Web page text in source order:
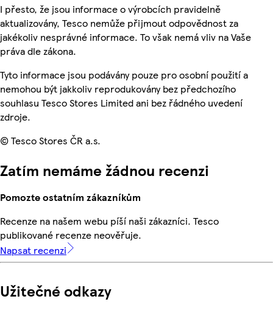
I přesto, že jsou informace o výrobcích pravidelně
aktualizovány, Tesco nemůže přijmout odpovědnost za
jakékoliv nesprávné informace. To však nemá vliv na Vaše
práva dle zákona.
Tyto informace jsou podávány pouze pro osobní použití a
nemohou být jakkoliv reprodukovány bez předchozího
souhlasu Tesco Stores Limited ani bez řádného uvedení
zdroje.
© Tesco Stores ČR a.s.
Zatím nemáme žádnou recenzi
Pomozte ostatním zákazníkům
Recenze na našem webu píší naši zákazníci. Tesco
publikované recenze neověřuje.
Napsat recenzi
Užitečné odkazy